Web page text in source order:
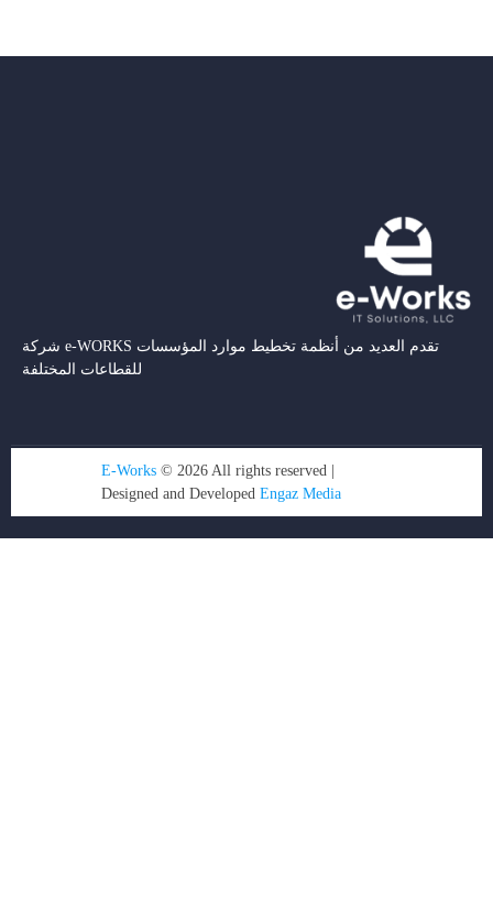
شركة e-WORKS تقدم العديد من أنظمة تخطيط موارد المؤسسات
للقطاعات المختلفة
E-Works © 2026 All rights reserved |
Designed and Developed Engaz Media